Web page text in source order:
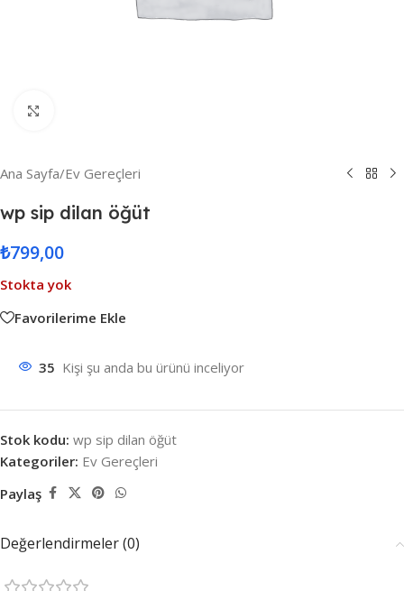
Ana Sayfa/Ev Gereçleri
wp sip dilan öğüt
₺799,00
Stokta yok
Favorilerime Ekle
35 Kişi şu anda bu ürünü inceliyor
Stok kodu: wp sip dilan öğüt
Kategoriler: Ev Gereçleri
Paylaş
Değerlendirmeler (0)